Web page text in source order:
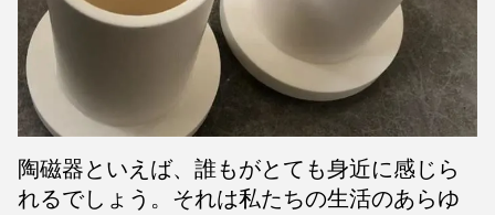
陶磁器といえば、誰もがとても身近に感じら
れるでしょう。それは私たちの生活のあらゆ